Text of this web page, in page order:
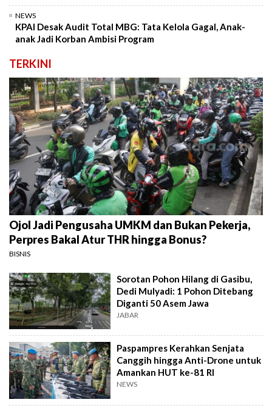
NEWS
KPAI Desak Audit Total MBG: Tata Kelola Gagal, Anak-
anak Jadi Korban Ambisi Program
TERKINI
Ojol Jadi Pengusaha UMKM dan Bukan Pekerja,
Perpres Bakal Atur THR hingga Bonus?
BISNIS
Sorotan Pohon Hilang di Gasibu,
Dedi Mulyadi: 1 Pohon Ditebang
Diganti 50 Asem Jawa
JABAR
Paspampres Kerahkan Senjata
Canggih hingga Anti-Drone untuk
Amankan HUT ke-81 RI
NEWS